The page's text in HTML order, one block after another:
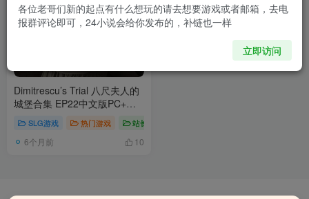
Dimitrescu’s Trial 八尺夫人的
城堡合集 EP22中文版PC+安
SLG游戏 热门游戏 站长游戏
6个月前 10
各位老哥们新的起点有什么想玩的请去想要游戏或者邮箱，去电
报群评论即可，24小说会给你发布的，补链也一样
立即访问